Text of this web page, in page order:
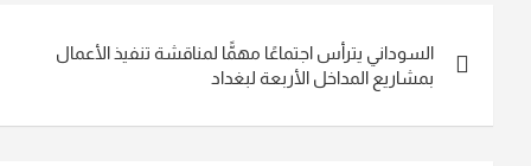
المقالات
السوداني يترأس اجتماعًا مهمًّا لمناقشة تنفيذ الأعمال
بمشاريع المداخل الأربعة لبغداد